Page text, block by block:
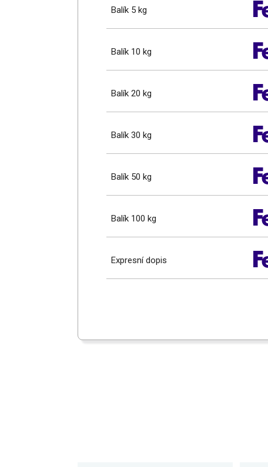
Balík 5 kg
Balík 10 kg
Balík 20 kg
Balík 30 kg
Balík 50 kg
Balík 100 kg
Expresní dopis